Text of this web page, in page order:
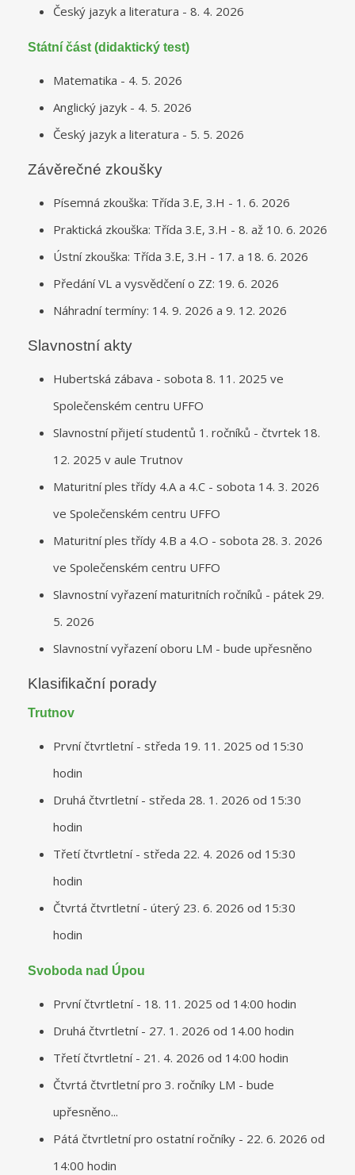
Český jazyk a literatura - 8. 4. 2026
Státní část (didaktický test)
Matematika - 4. 5. 2026
Anglický jazyk - 4. 5. 2026
Český jazyk a literatura - 5. 5. 2026
Závěrečné zkoušky
Písemná zkouška: Třída 3.E, 3.H - 1. 6. 2026
Praktická zkouška: Třída 3.E, 3.H - 8. až 10. 6. 2026
Ústní zkouška: Třída 3.E, 3.H - 17. a 18. 6. 2026
Předání VL a vysvědčení o ZZ: 19. 6. 2026
Náhradní termíny: 14. 9. 2026 a 9. 12. 2026
Slavnostní akty
Hubertská zábava - sobota 8. 11. 2025 ve
Společenském centru UFFO
Slavnostní přijetí studentů 1. ročníků - čtvrtek 18.
12. 2025 v aule Trutnov
Maturitní ples třídy 4.A a 4.C - sobota 14. 3. 2026
ve Společenském centru UFFO
Maturitní ples třídy 4.B a 4.O - sobota 28. 3. 2026
ve Společenském centru UFFO
Slavnostní vyřazení maturitních ročníků - pátek 29.
5. 2026
Slavnostní vyřazení oboru LM - bude upřesněno
Klasifikační porady
Trutnov
První čtvrtletní - středa 19. 11. 2025 od 15:30
hodin
Druhá čtvrtletní - středa 28. 1. 2026 od 15:30
hodin
Třetí čtvrtletní - středa 22. 4. 2026 od 15:30
hodin
Čtvrtá čtvrtletní - úterý 23. 6. 2026 od 15:30
hodin
Svoboda nad Úpou
První čtvrtletní - 18. 11. 2025 od 14:00 hodin
Druhá čtvrtletní - 27. 1. 2026 od 14.00 hodin
Třetí čtvrtletní - 21. 4. 2026 od 14:00 hodin
Čtvrtá čtvrtletní pro 3. ročníky LM - bude
upřesněno...
Pátá čtvrtletní pro ostatní ročníky - 22. 6. 2026 od
14:00 hodin